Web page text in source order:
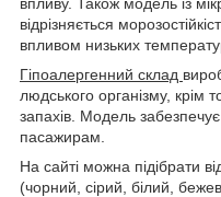
відрізняється
впливом низьких
Гіпоалергенний склад
людського організму, крім
запахів. Модель
пасажирам.
На сайті можна підібрати
(чорний, сірий, білий,